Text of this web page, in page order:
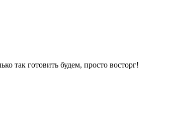
так готовить будем, просто восторг!